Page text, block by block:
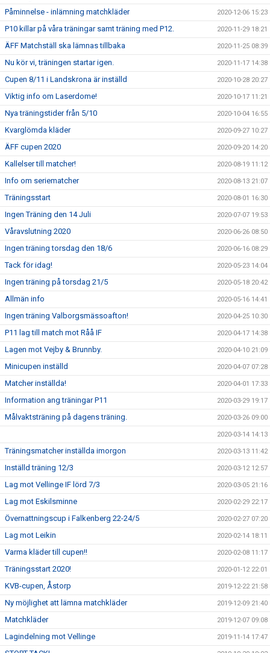
Påminnelse - inlämning matchkläder 2020-12-06 15:23
P10 killar på våra träningar samt träning med P12. 2020-11-29 18:21
ÄFF Matchställ ska lämnas tillbaka 2020-11-25 08:39
Nu kör vi, träningen startar igen. 2020-11-17 14:38
Cupen 8/11 i Landskrona är inställd 2020-10-28 20:27
Viktig info om Laserdome! 2020-10-17 11:21
Nya träningstider från 5/10 2020-10-04 16:55
Kvarglömda kläder 2020-09-27 10:27
ÄFF cupen 2020 2020-09-20 14:20
Kallelser till matcher! 2020-08-19 11:12
Info om seriematcher 2020-08-13 21:07
Träningsstart 2020-08-01 16:30
Ingen Träning den 14 Juli 2020-07-07 19:53
Våravslutning 2020 2020-06-26 08:50
Ingen träning torsdag den 18/6 2020-06-16 08:29
Tack för idag! 2020-05-23 14:04
Ingen träning på torsdag 21/5 2020-05-18 20:42
Allmän info 2020-05-16 14:41
Ingen träning Valborgsmässoafton! 2020-04-25 10:30
P11 lag till match mot Råå IF 2020-04-17 14:38
Lagen mot Vejby & Brunnby. 2020-04-10 21:09
Minicupen inställd 2020-04-07 07:28
Matcher inställda! 2020-04-01 17:33
Information ang träningar P11 2020-03-29 19:17
Målvaktsträning på dagens träning. 2020-03-26 09:00
2020-03-14 14:13
Träningsmatcher inställda imorgon 2020-03-13 11:42
Inställd träning 12/3 2020-03-12 12:57
Lag mot Vellinge IF lörd 7/3 2020-03-05 21:16
Lag mot Eskilsminne 2020-02-29 22:17
Övernattningscup i Falkenberg 22-24/5 2020-02-27 07:20
Lag mot Leikin 2020-02-14 18:11
Varma kläder till cupen!! 2020-02-08 11:17
Träningsstart 2020! 2020-01-12 22:01
KVB-cupen, Åstorp 2019-12-22 21:58
Ny möjlighet att lämna matchkläder 2019-12-09 21:40
Matchkläder 2019-12-07 09:08
Lagindelning mot Vellinge 2019-11-14 17:47